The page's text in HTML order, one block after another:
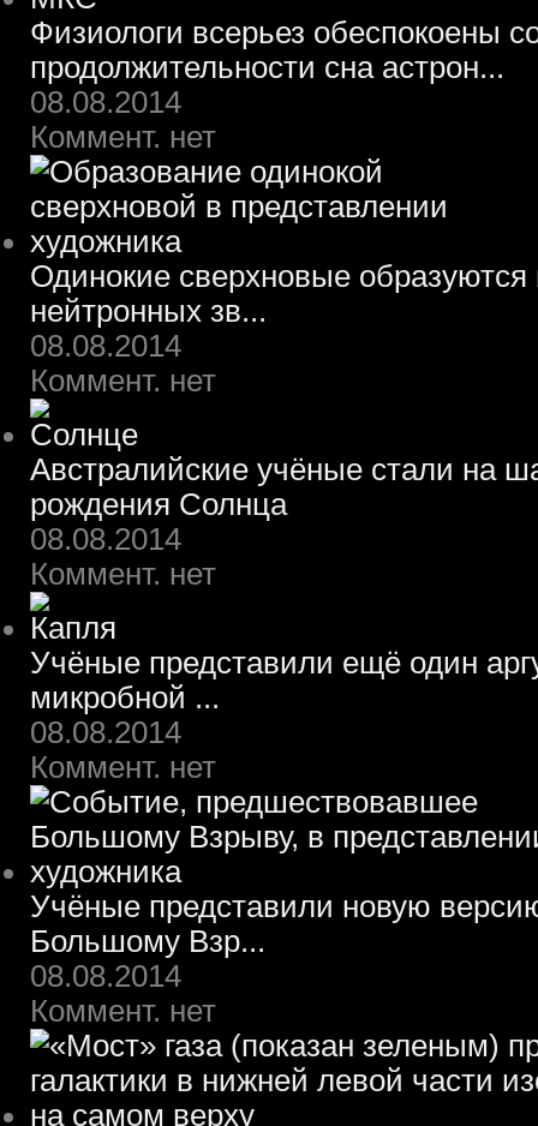
Физиологи всерьез обеспокоены
продолжительности сна астрон...
08.08.2014
Коммент. нет
Одинокие сверхновые образуются
нейтронных зв...
08.08.2014
Коммент. нет
Австралийские учёные стали на
рождения Солнца
08.08.2014
Коммент. нет
Учёные представили ещё один
микробной ...
08.08.2014
Коммент. нет
Учёные представили новую
Большому Взр...
08.08.2014
Коммент. нет